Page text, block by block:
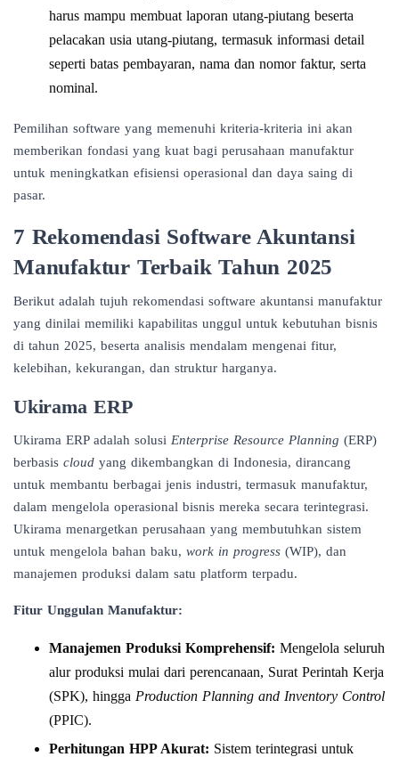
harus mampu membuat laporan utang-piutang beserta
pelacakan usia utang-piutang, termasuk informasi detail
seperti batas pembayaran, nama dan nomor faktur, serta
nominal.
Pemilihan software yang memenuhi kriteria-kriteria ini akan
memberikan fondasi yang kuat bagi perusahaan manufaktur
untuk meningkatkan efisiensi operasional dan daya saing di
pasar.
7 Rekomendasi Software Akuntansi
Manufaktur Terbaik Tahun 2025
Berikut adalah tujuh rekomendasi software akuntansi manufaktur
yang dinilai memiliki kapabilitas unggul untuk kebutuhan bisnis
di tahun 2025, beserta analisis mendalam mengenai fitur,
kelebihan, kekurangan, dan struktur harganya.
Ukirama ERP
Ukirama ERPadalah solusi Enterprise Resource Planning (ERP)
berbasis cloud yang dikembangkan di Indonesia, dirancang
untuk membantu berbagai jenis industri, termasuk manufaktur,
dalam mengelola operasional bisnis mereka secara terintegrasi.
Ukirama menargetkan perusahaan yang membutuhkan sistem
untuk mengelola bahan baku, work in progress (WIP), dan
manajemen produksi dalam satu platform terpadu.
Fitur Unggulan Manufaktur:
Manajemen Produksi Komprehensif: Mengelola seluruh
alur produksi mulai dari perencanaan, Surat Perintah Kerja
(SPK), hingga Production Planning and Inventory Control
(PPIC).
Perhitungan HPP Akurat: Sistem terintegrasi untuk